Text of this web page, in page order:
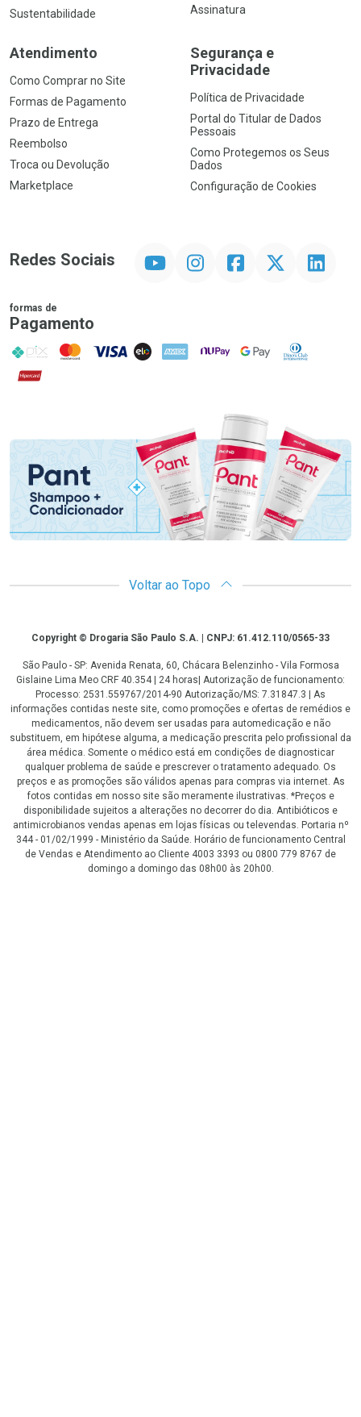
Sustentabilidade
Assinatura
Atendimento
Como Comprar no Site
Formas de Pagamento
Prazo de Entrega
Reembolso
Troca ou Devolução
Marketplace
Segurança e
Privacidade
Política de Privacidade
Portal do Titular de Dados
Pessoais
Como Protegemos os Seus
Dados
Configuração de Cookies
Redes Sociais InstagramFacebookTwitter Linkedin
formas de
Pagamento
PIX MasterCard
VISA ELO AMEX NuPay Google PayDiners Club
Hipercard
Promoção em Destaque
Voltar ao Topo
CopyrightCopyright © Drogaria São Paulo S.A. | CNPJ: 61.412.110/0565-33
São Paulo - SP: Avenida Renata, 60, Chácara Belenzinho - Vila Formosa
Gislaine Lima Meo CRF 40.354 | 24 horas| Autorização de funcionamento:
Processo: 2531.559767/2014-90 Autorização/MS: 7.31847.3 | As
informações contidas neste site, como promoções e ofertas de remédios e
medicamentos, não devem ser usadas para automedicação e não
substituem, em hipótese alguma, a medicação prescrita pelo profissional da
área médica. Somente o médico está em condições de diagnosticar
qualquer problema de saúde e prescrever o tratamento adequado. Os
preços e as promoções são válidos apenas para compras via internet. As
fotos contidas em nosso site são meramente ilustrativas. *Preços e
disponibilidade sujeitos a alterações no decorrer do dia. Antibióticos e
antimicrobianos vendas apenas em lojas físicas ou televendas. Portaria nº
344 - 01/02/1999 - Ministério da Saúde. Horário de funcionamento Central
de Vendas e Atendimento ao Cliente 4003 3393 ou 0800 779 8767 de
domingo a domingo das 08h00 às 20h00.